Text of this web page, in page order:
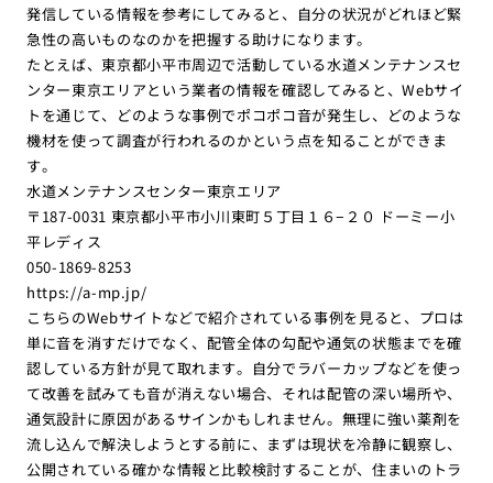
発信している情報を参考にしてみると、自分の状況がどれほど緊
急性の高いものなのかを把握する助けになります。
たとえば、東京都小平市周辺で活動している水道メンテナンスセ
ンター東京エリアという業者の情報を確認してみると、Webサイ
トを通じて、どのような事例でポコポコ音が発生し、どのような
機材を使って調査が行われるのかという点を知ることができま
す。
水道メンテナンスセンター東京エリア
〒187-0031 東京都小平市小川東町５丁目１６−２０ ドーミー小
平レディス
050-1869-8253
https://a-mp.jp/
こちらのWebサイトなどで紹介されている事例を見ると、プロは
単に音を消すだけでなく、配管全体の勾配や通気の状態までを確
認している方針が見て取れます。自分でラバーカップなどを使っ
て改善を試みても音が消えない場合、それは配管の深い場所や、
通気設計に原因があるサインかもしれません。無理に強い薬剤を
流し込んで解決しようとする前に、まずは現状を冷静に観察し、
公開されている確かな情報と比較検討することが、住まいのトラ